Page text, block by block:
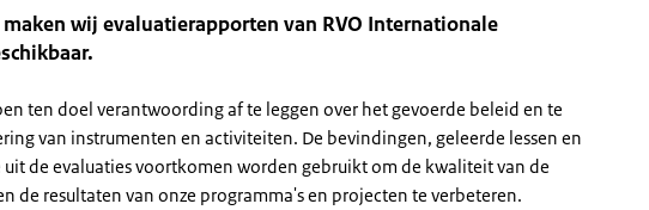
maken wij evaluatierapporten van RVO Internationale
ten doel verantwoording af te leggen over het gevoerde beleid en te
van instrumenten en activiteiten. De bevindingen, geleerde lessen en
de evaluaties voortkomen worden gebruikt om de kwaliteit van de
de resultaten van onze programma's en projecten te verbeteren.